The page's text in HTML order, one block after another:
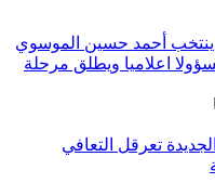
ينتخب أحمد حسين الموسوي
اعلاميا ويطلق مرحلة
تعرقل التعافي